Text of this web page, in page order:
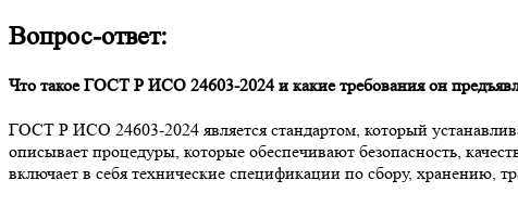
Вопрос-ответ:
Что такое ГОСТ Р ИСО 24603-2024 и какие требования он
ГОСТ Р ИСО 24603-2024 является стандартом, который
описывает процедуры, которые обеспечивают безопасность,
включает в себя технические спецификации по сбору, хранению,